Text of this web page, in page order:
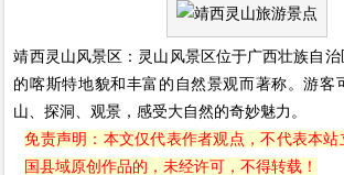
靖西灵山风景区：灵山风景区位于广西壮族自
的喀斯特地貌和丰富的自然景观而著称。游客
山、探洞、观景，感受大自然的奇妙魅力。
免责声明：本文仅代表作者观点，不代表本
国县域原创作品的，未经许可，不得转载！